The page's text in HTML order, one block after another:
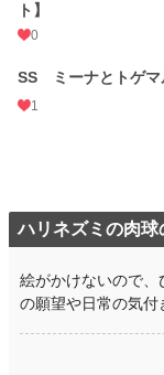
ト】
0
SS ミーナとトゲマ
1
ハリネズミの肉
絵がかけないので
の願望や日常の気付